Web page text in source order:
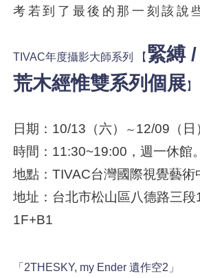
考若到了最後的那一刻該說
TIVAC年度攝影大師系列 【 緊縛
荒木經惟雙系列個展 】
日期：10/13（六） ～ 12/09（日
時間：11:30~19:00，週一休館。
地點：TIVAC台灣國際視覺藝術
地址：台北市松山區八德路三
1F+B1
「2THESKY, my Ender 遺作空2」